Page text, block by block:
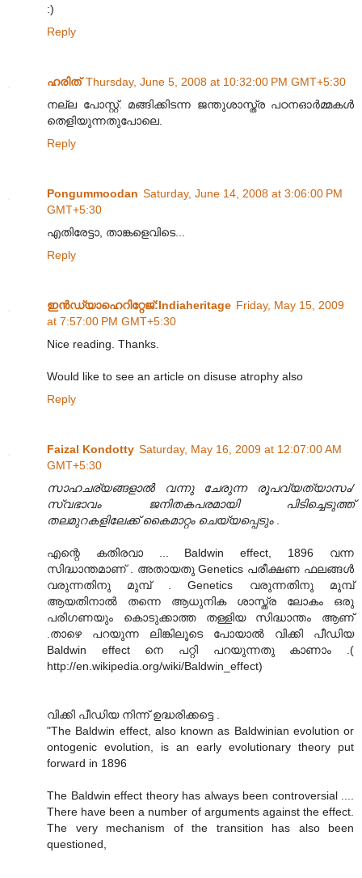
:)
Reply
ഹരിത് Thursday, June 5, 2008 at 10:32:00 PM GMT+5:30
നല്ല പോസ്റ്റ്. മങ്ങിക്കിടന്ന ജന്തുശാസ്ത്ര പഠനഓര്‍മ്മകള്‍
തെളിയുന്നതുപോലെ.
Reply
Pongummoodan Saturday, June 14, 2008 at 3:06:00 PM
GMT+5:30
എതിരേട്ടാ, താങ്കളെവിടെ...
Reply
ഇന്‍ഡ്യാഹെറിറ്റേജ്‌:Indiaheritage Friday, May 15, 2009
at 7:57:00 PM GMT+5:30
Nice reading. Thanks.
Would like to see an article on disuse atrophy also
Reply
Faizal Kondotty Saturday, May 16, 2009 at 12:07:00 AM
GMT+5:30
സാഹചര്യങ്ങളാൽ വന്നു ചേരുന്ന രൂപവ്യത്യാസം/
സ്വഭാവം ജനിതകപരമായി പിടിച്ചെടുത്ത്
തലമുറകളിലേക്ക് കൈമാറ്റം ചെയ്യപ്പെടും
എന്റെ കതിരവാ ... Baldwin effect, 1896 വന്ന
സിദ്ധാന്തമാണ്‌ . അതായതു Genetics പരീക്ഷണ ഫലങ്ങള്‍
വരുന്നതിനു മുമ്പ് . Genetics വരുന്നതിനു മുമ്പ്
ആയതിനാല്‍ തന്നെ ആധുനിക ശാസ്ത്ര ലോകം ഒരു
പരിഗണയും കൊടുക്കാത്ത തള്ളിയ സിദ്ധാന്തം ആണ്
.താഴെ പറയുന്ന ലിങ്കിലൂടെ പോയാല്‍ വിക്കി പീഡിയ
Baldwin effect നെ പറ്റി പറയുന്നതു കാണാം .(
http://en.wikipedia.org/wiki/Baldwin_effect)
വിക്കി പീഡിയ നിന്ന് ഉദ്ധരിക്കട്ടെ .
"The Baldwin effect, also known as Baldwinian evolution or
ontogenic evolution, is an early evolutionary theory put
forward in 1896
The Baldwin effect theory has always been controversial ....
There have been a number of arguments against the effect.
The very mechanism of the transition has also been
questioned,